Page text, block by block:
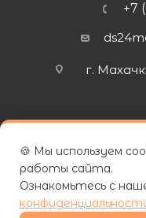
+7
г.
| ООО
🍪 Мы используем
работы сайта.
Ознакомьтесь с